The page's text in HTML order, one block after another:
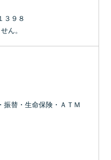
３９８
ん。
振替・生命保険・ＡＴＭ